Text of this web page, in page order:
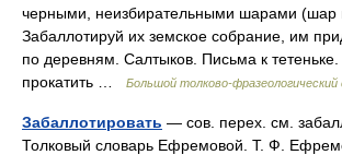
черными, неизбирательными шарами (шар
Забаллотируй их земское собрание, им
по деревням. Салтыков. Письма к
прокатить …
Большой толково-фразеологический
Забаллотировать — сов. перех. см.
Толковый словарь Ефремовой. Т. Ф.